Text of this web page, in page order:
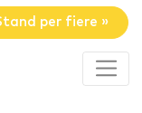
per fiere »